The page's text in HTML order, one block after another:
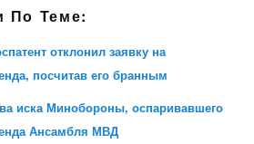
По Теме:
отклонил заявку на
посчитав его бранным
иска Минобороны, оспаривавшего
Ансамбля МВД